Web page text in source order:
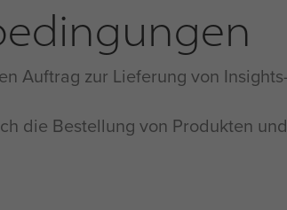
Auftrag zur Lieferung von
die Bestellung von